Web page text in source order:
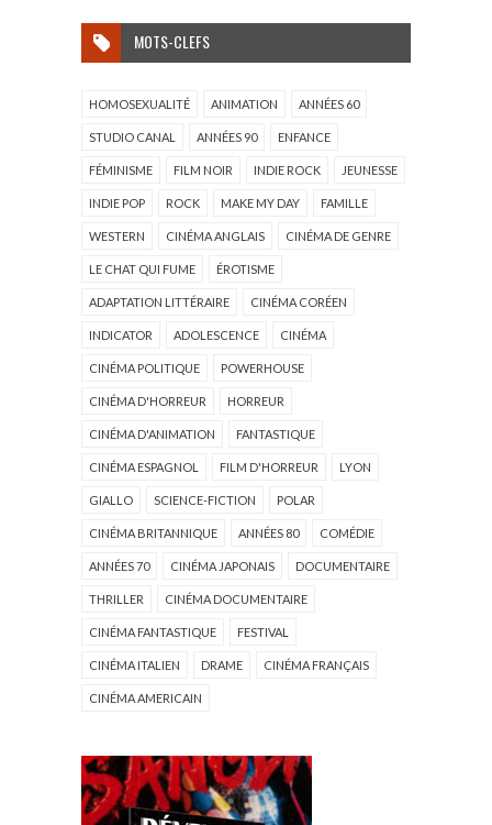
MOTS-CLEFS
HOMOSEXUALITÉ ANIMATION ANNÉES 60
STUDIO CANAL ANNÉES 90 ENFANCE
FÉMINISME FILM NOIR INDIE ROCK JEUNESSE
INDIE POP ROCK MAKE MY DAY FAMILLE
WESTERN CINÉMA ANGLAIS CINÉMA DE GENRE
LE CHAT QUI FUME ÉROTISME
ADAPTATION LITTÉRAIRE CINÉMA CORÉEN
INDICATOR ADOLESCENCE CINÉMA
CINÉMA POLITIQUE POWERHOUSE
CINÉMA D'HORREUR HORREUR
CINÉMA D'ANIMATION FANTASTIQUE
CINÉMA ESPAGNOL FILM D'HORREUR LYON
GIALLO SCIENCE-FICTION POLAR
CINÉMA BRITANNIQUE ANNÉES 80 COMÉDIE
ANNÉES 70 CINÉMA JAPONAIS DOCUMENTAIRE
THRILLER CINÉMA DOCUMENTAIRE
CINÉMA FANTASTIQUE FESTIVAL
CINÉMA ITALIEN DRAME CINÉMA FRANÇAIS
CINÉMA AMERICAIN